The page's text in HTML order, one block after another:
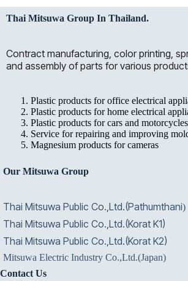
Thai Mitsuwa Group In Thailand.
Contract manufacturing, color printing,
and assembly of parts for various
Plastic products for office electrical
Plastic products for home electrical
Plastic products for cars and motorcycles
Service for repairing and improving
Magnesium products for cameras
Our Mitsuwa Group
Thai Mitsuwa Public Co.,Ltd.(Pathumthani)
Thai Mitsuwa Public Co.,Ltd.(Korat K1)
Thai Mitsuwa Public Co.,Ltd.(Korat K2)
Mitsuwa Electric Industry Co.,Ltd.(Japan)
Contact Us